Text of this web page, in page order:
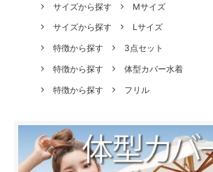
サイズから探す
Mサイズ
サイズから探す
Lサイズ
特徴から探す
3点セット
特徴から探す
体型カバー水着
特徴から探す
フリル